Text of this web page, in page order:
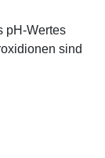
pH-Wertes
sind